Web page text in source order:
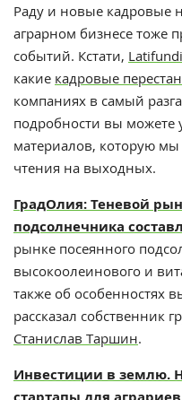
Раду и новые кадровые
аграрном бизнесе тоже
событий. Кстати,
какие кадровые
компаниях в самый
подробности вы можете
материалов, которую
чтения на выходных.
ГрадОлия: Теневой
подсолнечника
рынке посеянного
высокоолеинового и
также об особенностях
рассказал собственник
Станислав Таршин.
Инвестиции в землю.